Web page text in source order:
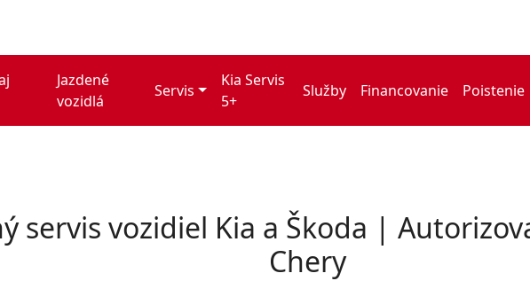
Jazdené
vozidlá
Servis
Kia Servis
5+
Služby Financovanie Poistenie
servis vozidiel Kia a Škoda |
Chery